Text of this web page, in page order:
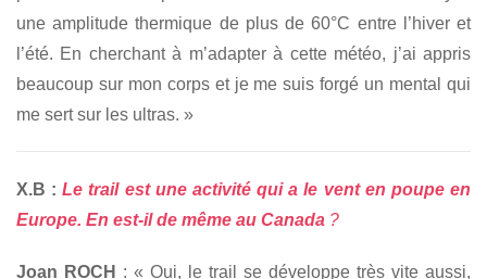
une amplitude thermique de plus de 60°C entre l’hiver et
l’été. En cherchant à m’adapter à cette météo, j’ai appris
beaucoup sur mon corps et je me suis forgé un mental qui
me sert sur les ultras. »
X.B :Le trail est une activité qui a le vent en poupe en
Europe. En est-il de même au Canada ?
Joan ROCH : « Oui, le trail se développe très vite aussi,